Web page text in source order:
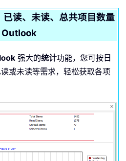
读、未读、总共项目数量
强大的统计功能，您可按日
或未读等需求，轻松获取各项